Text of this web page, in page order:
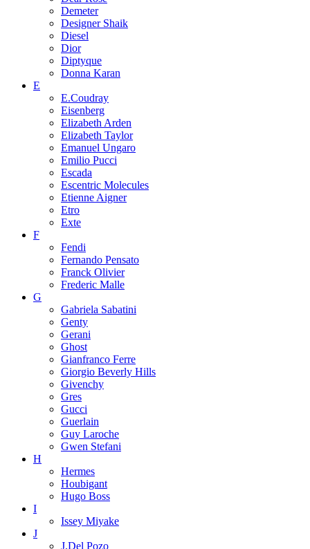
Demeter
Designer Shaik
Diesel
Dior
Diptyque
Donna Karan
E
E.Coudray
Eisenberg
Elizabeth Arden
Elizabeth Taylor
Emanuel Ungaro
Emilio Pucci
Escada
Escentric Molecules
Etienne Aigner
Etro
Exte
F
Fendi
Fernando Pensato
Franck Olivier
Frederic Malle
G
Gabriela Sabatini
Genty
Gerani
Ghost
Gianfranco Ferre
Giorgio Beverly Hills
Givenchy
Gres
Gucci
Guerlain
Guy Laroche
Gwen Stefani
H
Hermes
Houbigant
Hugo Boss
I
Issey Miyake
J
J.Del Pozo